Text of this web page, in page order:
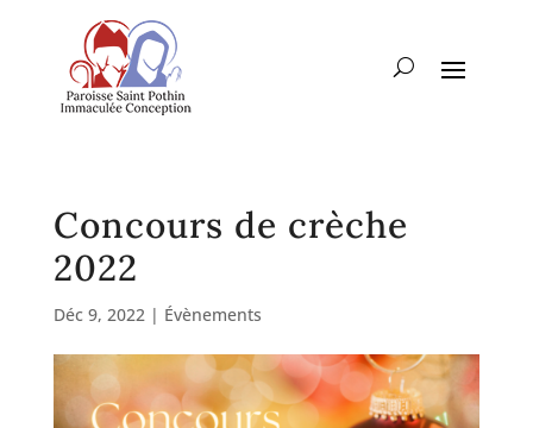
Concours de crèche
2022
Déc 9, 2022| Évènements